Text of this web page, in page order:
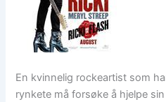
En kvinnelig rockeartist som
rynkete må forsøke å hjelpe